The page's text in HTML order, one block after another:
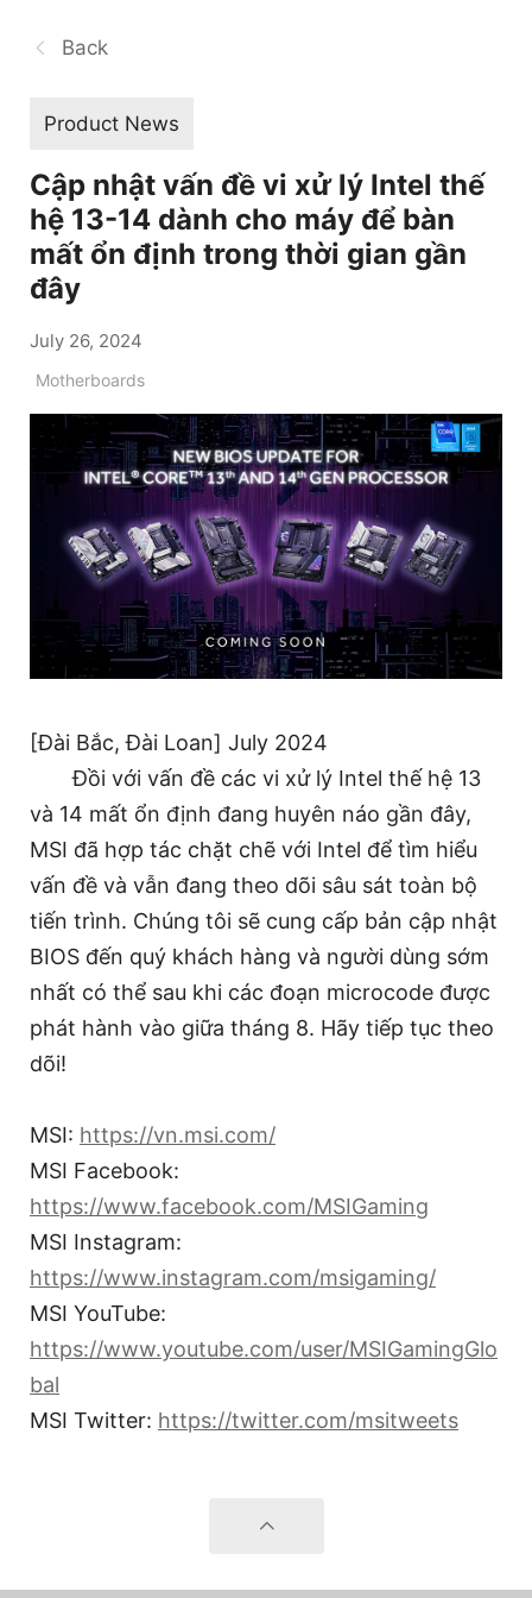
Back
Product News
Cập nhật vấn đề vi xử lý Intel thế
hệ 13-14 dành cho máy để bàn
mất ổn định trong thời gian gần
đây
July 26, 2024
Motherboards
[Đài Bắc, Đài Loan] July 2024
Đồi với vấn đề các vi xử lý Intel thế hệ 13
và 14 mất ổn định đang huyên náo gần đây,
MSI đã hợp tác chặt chẽ với Intel để tìm hiểu
vấn đề và vẫn đang theo dõi sâu sát toàn bộ
tiến trình. Chúng tôi sẽ cung cấp bản cập nhật
BIOS đến quý khách hàng và người dùng sớm
nhất có thể sau khi các đoạn microcode được
phát hành vào giữa tháng 8. Hãy tiếp tục theo
dõi!
MSI: https://vn.msi.com/
MSI Facebook:
https://www.facebook.com/MSIGaming
MSI Instagram:
https://www.instagram.com/msigaming/
MSI YouTube:
https://www.youtube.com/user/MSIGamingGlo
bal
MSI Twitter: https://twitter.com/msitweets